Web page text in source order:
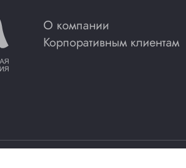
О компании
Корпоративным клиентам